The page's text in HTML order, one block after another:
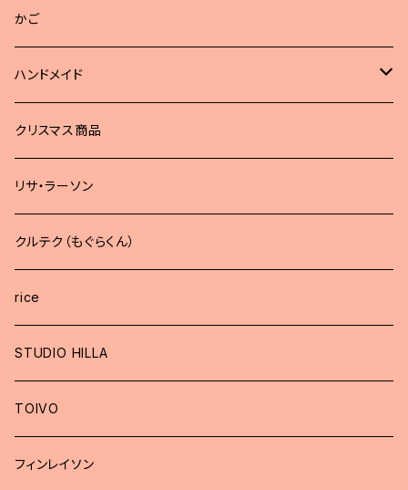
かご
ハンドメイド
どうぶつブローチ
クリスマス商品
リサ・ラーソン
クルテク（もぐらくん）
rice
STUDIO HILLA
TOIVO
フィンレイソン